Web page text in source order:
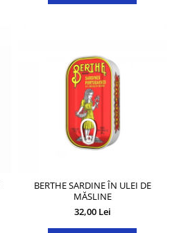
BERTHE SARDINE ÎN ULEI DE
MĂSLINE
32,00 Lei